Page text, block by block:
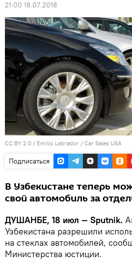
21:00 18.07.2018
CC BY 2.0 / Emilio Labrador / Car Sales USA
Подписаться
В Узбекистане теперь
свой автомобиль за
ДУШАНБЕ, 18 июл — Sputnik.
Узбекистана разрешили
на стеклах автомобилей,
Министерства юстиции.